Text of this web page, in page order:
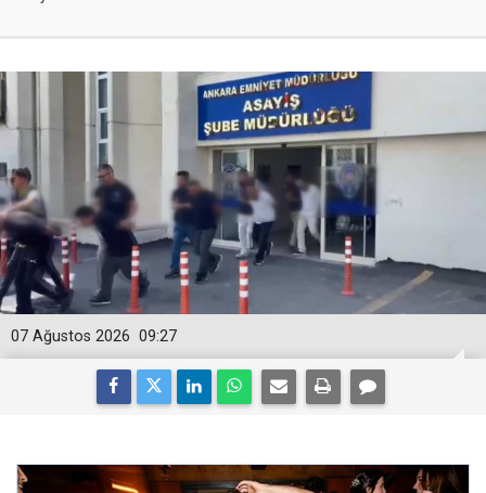
09:27
07 Ağustos 2026